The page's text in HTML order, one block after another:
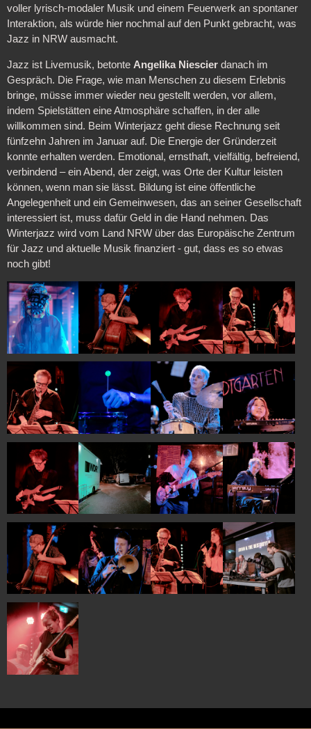
voller lyrisch-modaler Musik und einem Feuerwerk an spontaner
Interaktion, als würde hier nochmal auf den Punkt gebracht, was
Jazz in NRW ausmacht.
Jazz ist Livemusik, betonte Angelika Niescierdanach im
Gespräch. Die Frage, wie man Menschen zu diesem Erlebnis
bringe, müsse immer wieder neu gestellt werden, vor allem,
indem Spielstätten eine Atmosphäre schaffen, in der alle
willkommen sind. Beim Winterjazz geht diese Rechnung seit
fünfzehn Jahren im Januar auf. Die Energie der Gründerzeit
konnte erhalten werden. Emotional, ernsthaft, vielfältig, befreiend,
verbindend – ein Abend, der zeigt, was Orte der Kultur leisten
können, wenn man sie lässt. Bildung ist eine öffentliche
Angelegenheit und ein Gemeinwesen, das an seiner Gesellschaft
interessiert ist, muss dafür Geld in die Hand nehmen. Das
Winterjazz wird vom Land NRW über das Europäische Zentrum
für Jazz und aktuelle Musik finanziert - gut, dass es so etwas
noch gibt!